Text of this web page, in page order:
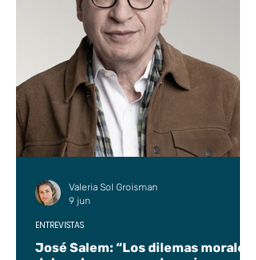
José Salem: “Los dilemas morales
ENTREVISTAS
Valeria Sol Groisman
9 jun